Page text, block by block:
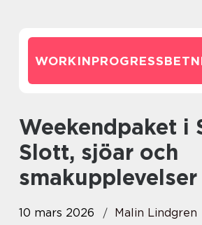
Weekendpaket i Småland:
Slott, sjöar och
smakupplevelser
10 mars 2026
Malin Lindgren